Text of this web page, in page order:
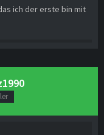
ich der erste bin mit